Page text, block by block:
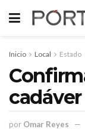
Inicio Local Estado
por Omar Reyes